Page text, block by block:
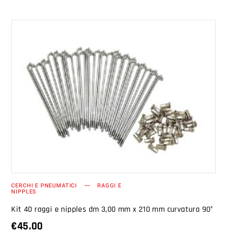
AGGIUNGI AL CARRELLO
CERCHI E PNEUMATICI RAGGI E
NIPPLES
Kit 40 raggi e nipples dm 3,00 mm x 210 mm curvatura 90°
€45.00